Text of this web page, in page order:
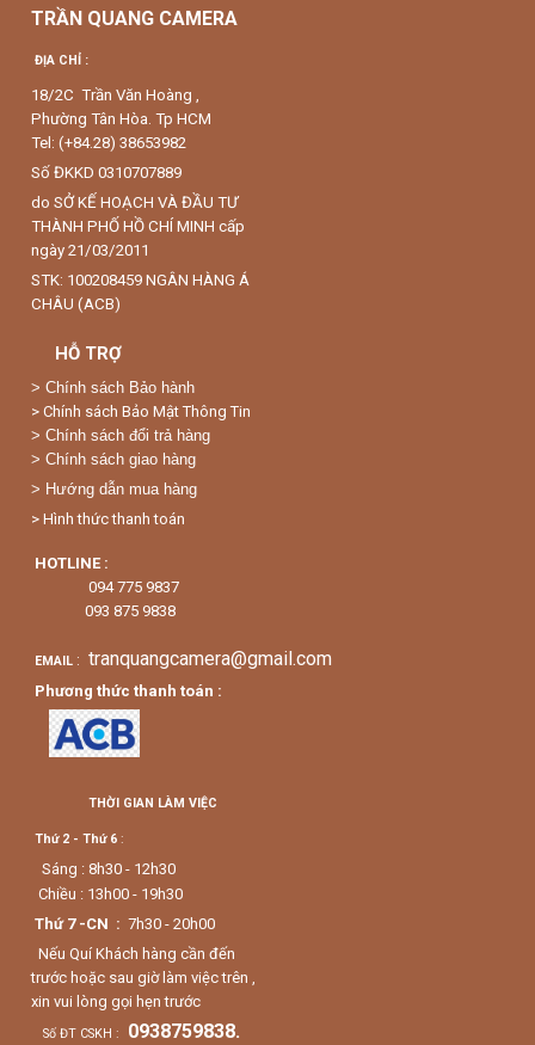
TRẦN QUANG CAMERA
ĐỊA CHỈ :
18/2C Trần Văn Hoàng ,
Phường Tân Hòa. Tp HCM
Tel: (+84.28) 38653982
Số ĐKKD 0310707889
do SỞ KẾ HOẠCH VÀ ĐẦU TƯ
THÀNH PHỐ HỒ CHÍ MINH cấp
ngày 21/03/2011
STK: 100208459 NGÂN HÀNG Á
CHÂU (ACB)
HỖ TRỢ
> Chính sách Bảo hành
> Chính sách Bảo Mật Thông Tin
> Chính sách đổi trả hàng
> Chính sách giao hàng
> Hướng dẫn mua hàng
> Hình thức thanh toán
HOTLINE :
094 775 9837
093 875 9838
EMAIL : tranquangcamera@gmail.com
Phương thức thanh toán :
THỜI GIAN LÀM VIỆC
Thứ 2 - Thứ 6 :
Sáng : 8h30 - 12h30
Chiều : 13h00 - 19h30
Thứ 7 -CN : 7h30 - 20h00
Nếu Quí Khách hàng cần đến
trước hoặc sau giờ làm việc trên ,
xin vui lòng gọi hẹn trước
Số ĐT CSKH : 0938759838.